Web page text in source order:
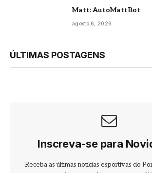
Matt: AutoMattBot
agosto 6, 2026
ÚLTIMAS POSTAGENS
Inscreva-se para
Receba as últimas notícias esportivas do